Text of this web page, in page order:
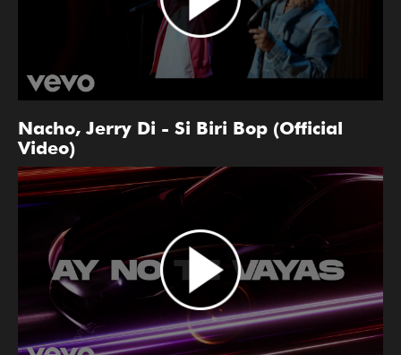
Nacho, Jerry Di - Si Biri Bop (Official
Video)